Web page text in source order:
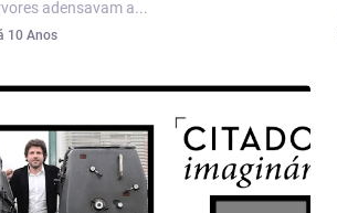
adensavam a...
10 Anos